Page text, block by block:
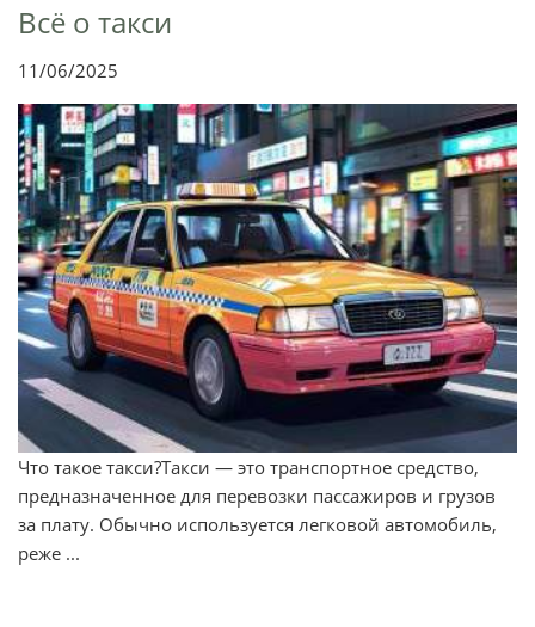
Всё о такси
11/06/2025
Что такое такси?Такси — это транспортное средство,
предназначенное для перевозки пассажиров и грузов
за плату. Обычно используется легковой автомобиль,
реже ...